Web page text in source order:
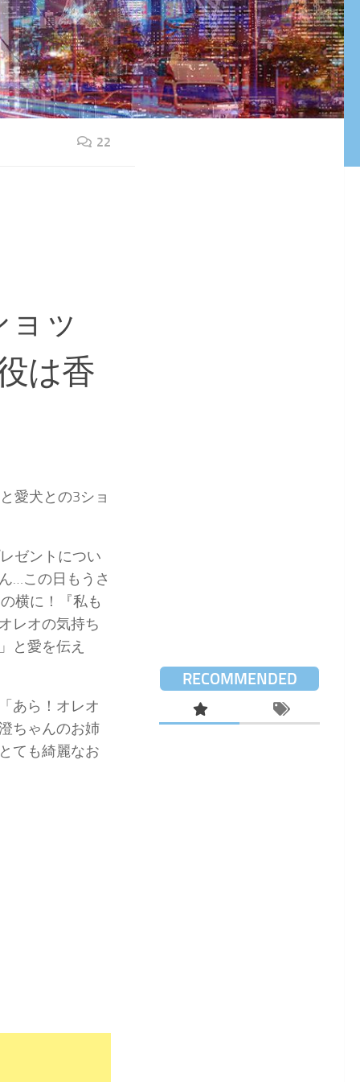
22
ッ
は香
愛犬との3ショ
ゼントについ
…この日もうさ
横に！『私も
レオの気持ち
と愛を伝え
あら！オレオ
ちゃんのお姉
ても綺麗なお
RECOMMENDED